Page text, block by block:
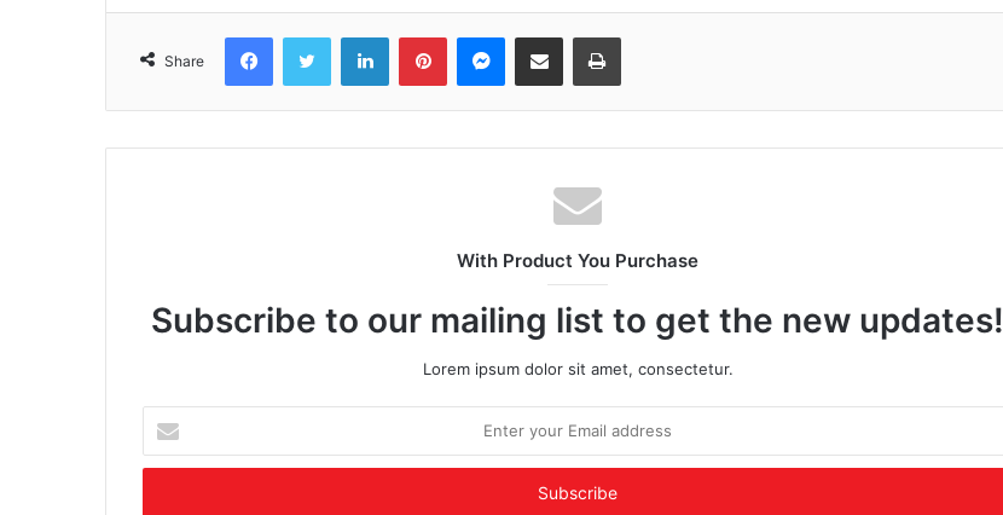
Share
FacebookTwitter LinkedInPinterestMessenger
Share via Email Print
With Product You Purchase
Subscribe to our mailing list to get the new updates!
Lorem ipsum dolor sit amet, consectetur.
your
Email